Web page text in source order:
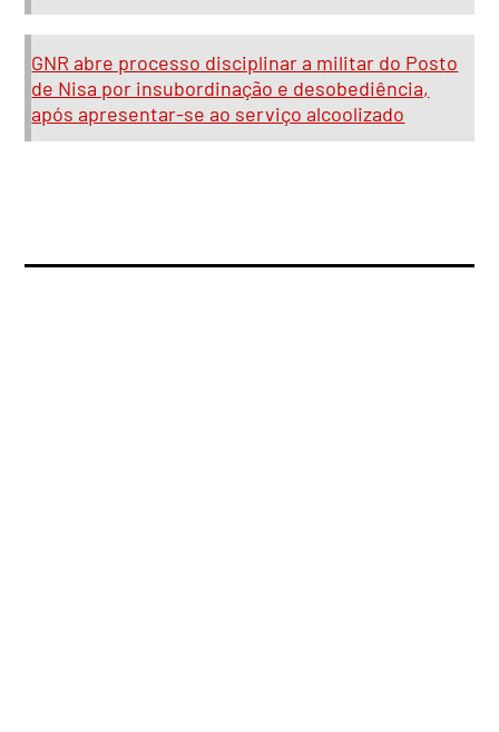
GNR abre processo disciplinar a militar do Posto
de Nisa por insubordinação e desobediência,
após apresentar-se ao serviço alcoolizado